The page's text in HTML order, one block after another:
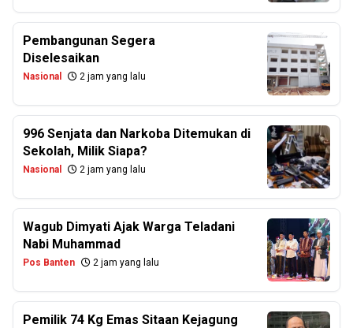
Pembangunan Segera
Diselesaikan
Nasional 2 jam yang lalu
996 Senjata dan Narkoba Ditemukan di
Sekolah, Milik Siapa?
Nasional 2 jam yang lalu
Wagub Dimyati Ajak Warga Teladani
Nabi Muhammad
Pos Banten 2 jam yang lalu
Pemilik 74 Kg Emas Sitaan Kejagung